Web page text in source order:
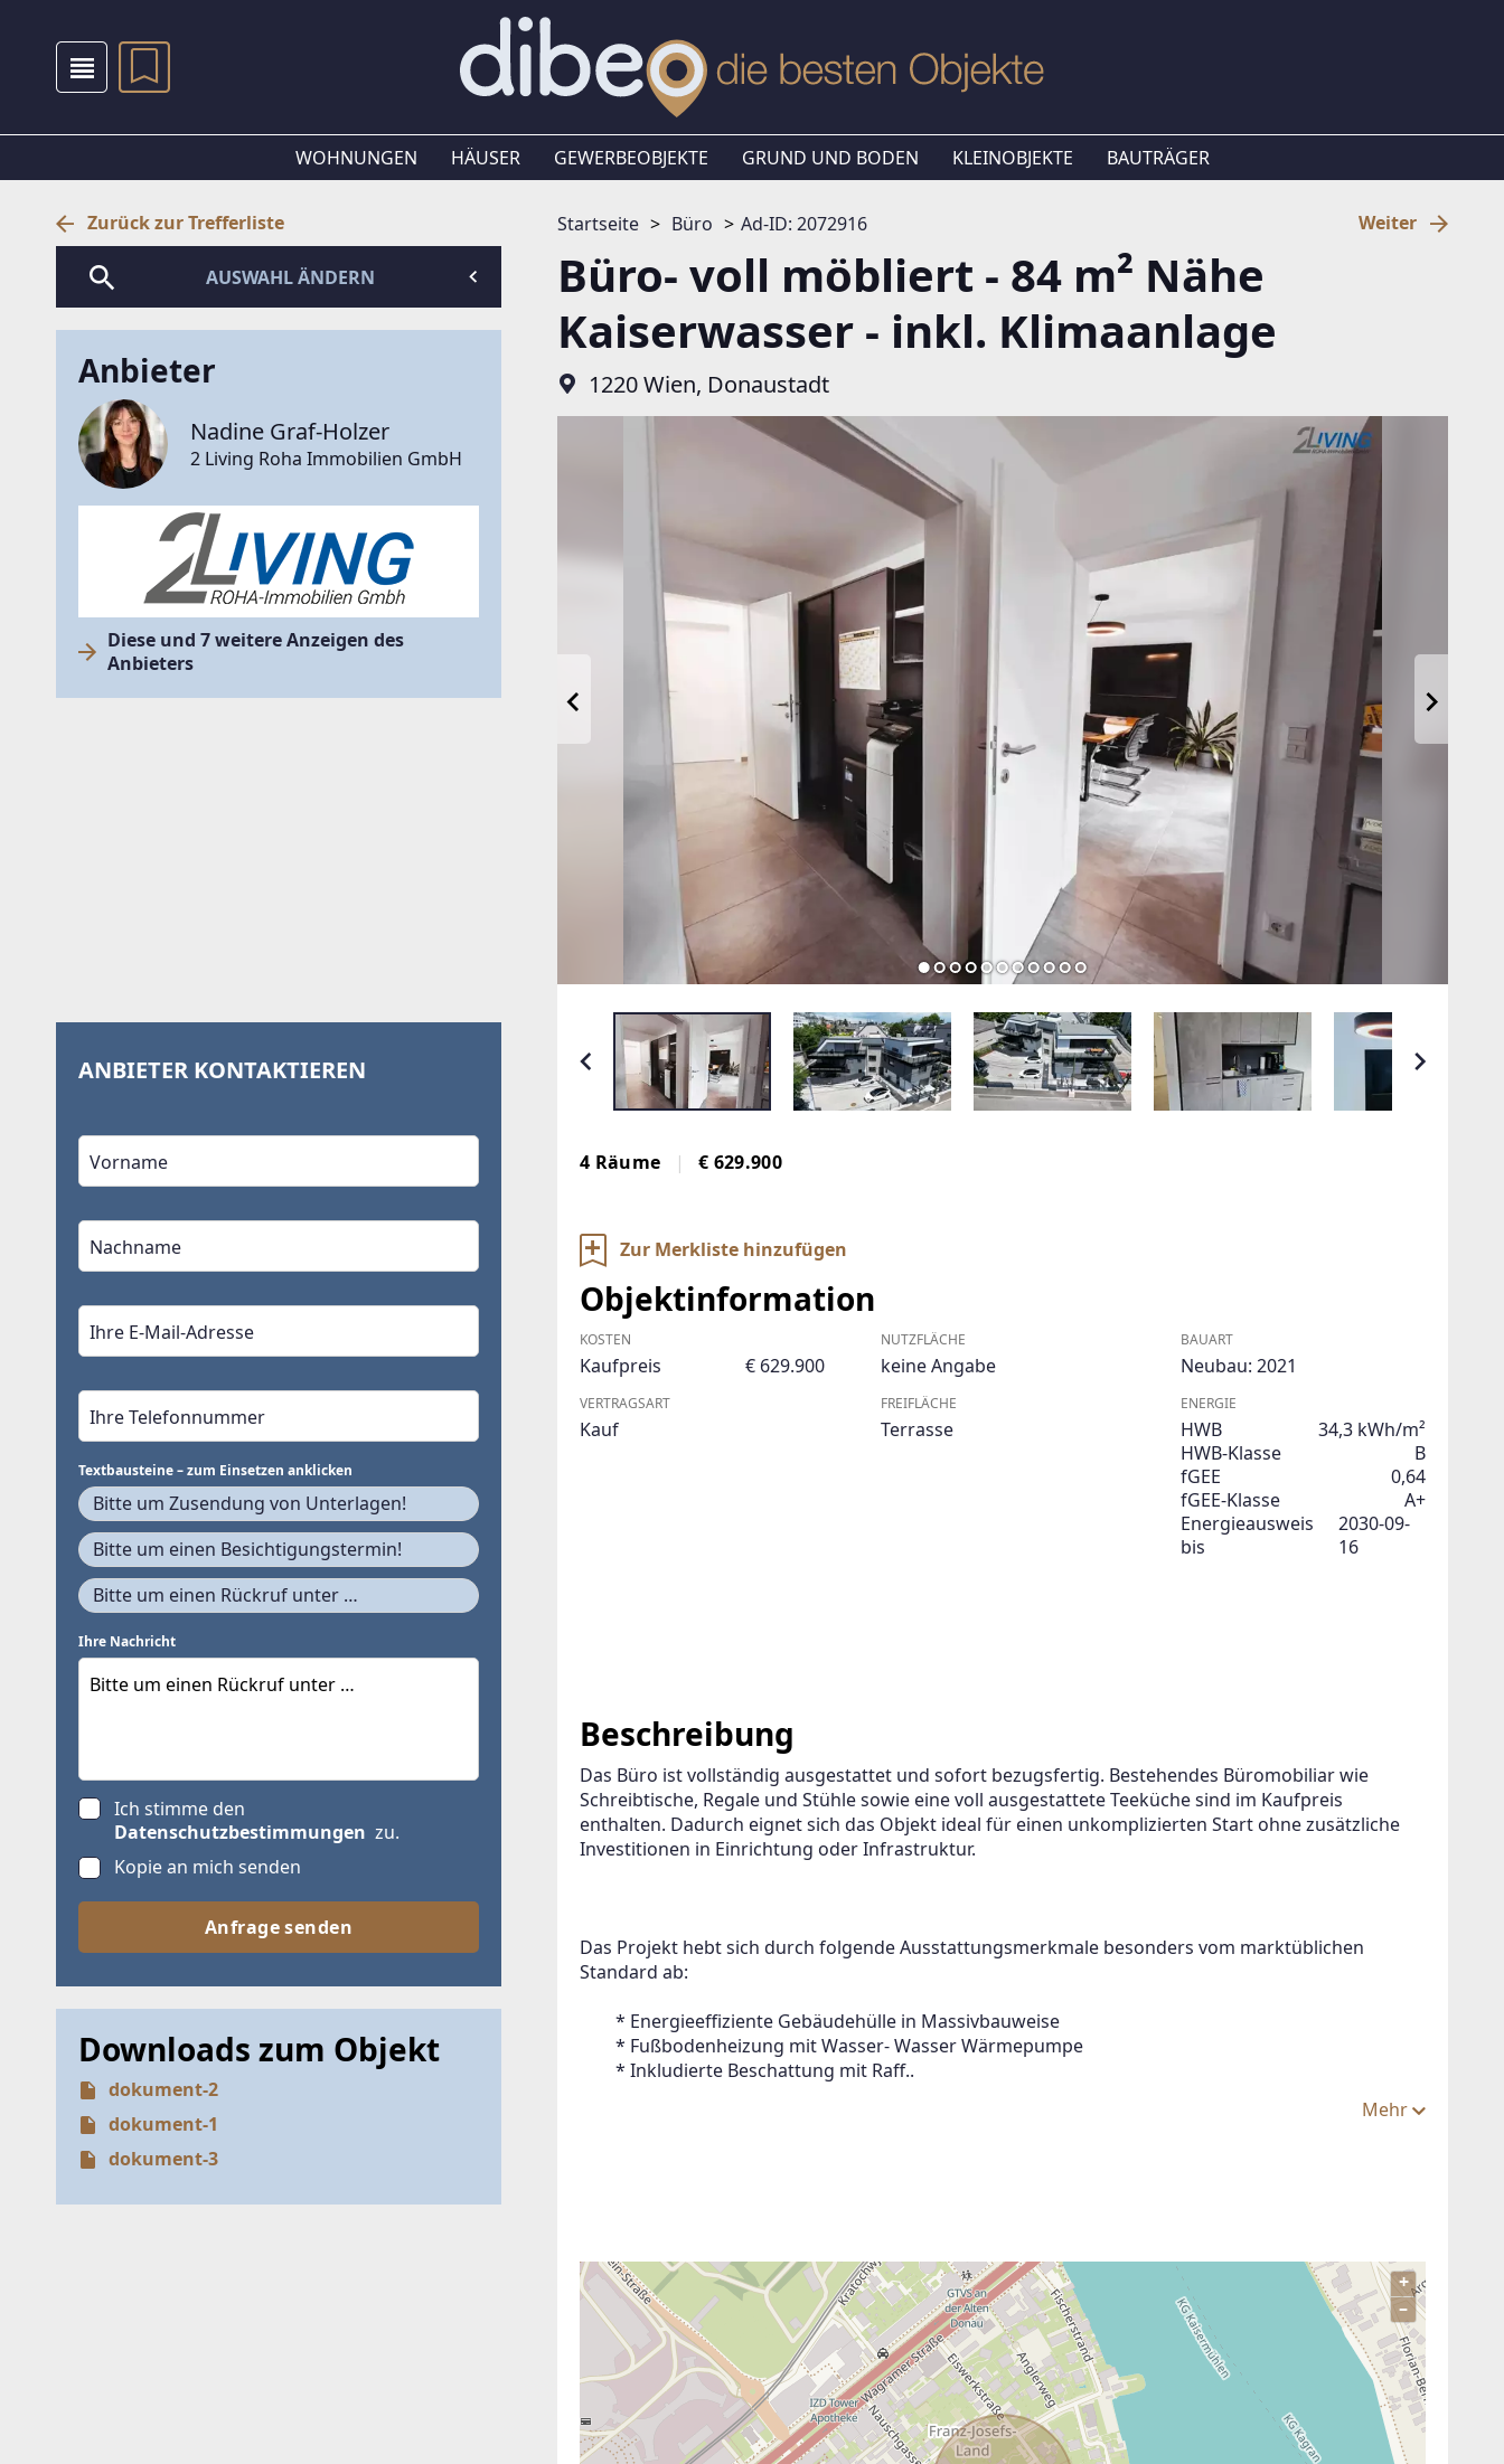
WOHNUNGEN HÄUSER GEWERBEOBJEKTE GRUND UND BODEN KLEINOBJEKTE BAUTRÄGER
Startseite Büro Ad-ID: 2072916 Weiter
Büro- voll möbliert - 84 m² Nähe
Kaiserwasser - inkl. Klimaanlage
1220 Wien, Donaustadt
4 Räume € 629.900
Zur Merkliste hinzufügen
Objektinformation
KOSTEN
Kaufpreis € 629.900
VERTRAGSART
Kauf
NUTZFLÄCHE
keine Angabe
FREIFLÄCHE
Terrasse
BAUART
Neubau: 2021
ENERGIE
HWB
34,3 kWh/m²
HWB-Klasse
B
fGEE
0,64
fGEE-Klasse
A+
Energieausweis
bis
2030-09-
16
Beschreibung
Das Büro ist vollständig ausgestattet und sofort bezugsfertig. Bestehendes Büromobiliar wie
Schreibtische, Regale und Stühle sowie eine voll ausgestattete Teeküche sind im Kaufpreis
enthalten. Dadurch eignet sich das Objekt ideal für einen unkomplizierten Start ohne zusätzliche
Investitionen in Einrichtung oder Infrastruktur.
Das Projekt hebt sich durch folgende Ausstattungsmerkmale besonders vom marktüblichen
Standard ab:
* Energieeffiziente Gebäudehülle in Massivbauweise
* Fußbodenheizung mit Wasser- Wasser Wärmepumpe
* Inkludierte Beschattung mit Raff..
Mehr
+
–
ANBIETER KONTAKTIEREN
Zurück zur Trefferliste
AUSWAHL ÄNDERN
Anbieter
Nadine Graf-Holzer
2 Living Roha Immobilien GmbH
Diese und 7 weitere Anzeigen des
Anbieters
ANBIETER KONTAKTIEREN
Textbausteine – zum Einsetzen anklicken
Bitte um Zusendung von Unterlagen!
Bitte um einen Besichtigungstermin!
Bitte um einen Rückruf unter …
Ihre Nachricht
Ich stimme den
Datenschutzbestimmungen zu.
Kopie an mich senden
Anfrage senden
Downloads zum Objekt
dokument-2
dokument-1
dokument-3